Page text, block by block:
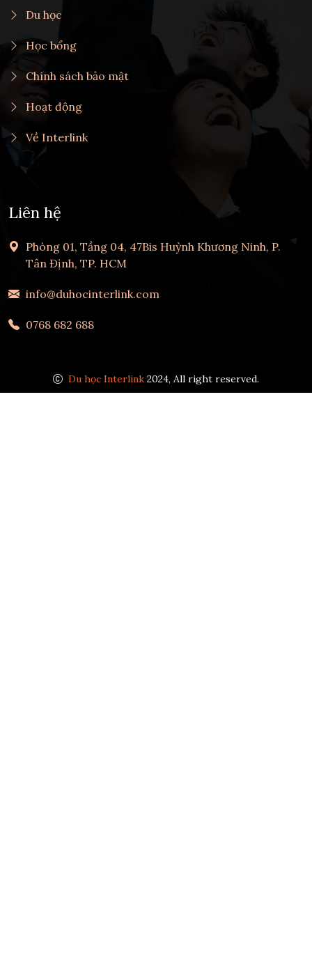
Du học
Học bổng
Chính sách bảo mật
Hoạt động
Về Interlink
Liên hệ
Phòng 01, Tầng 04, 47Bis Huỳnh Khương Ninh, P.
Tân Định, TP. HCM
info@duhocinterlink.com
0768 682 688
Du học Interlink 2024, All right reserved.